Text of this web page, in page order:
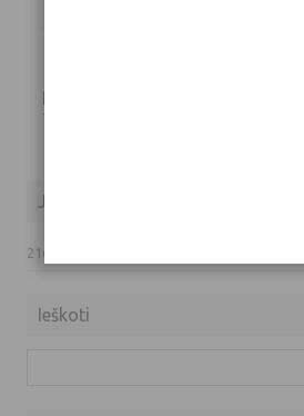
Parašykite komentarą
Tik
Jūsų IP adresas
216.73.217.18
Ieškoti